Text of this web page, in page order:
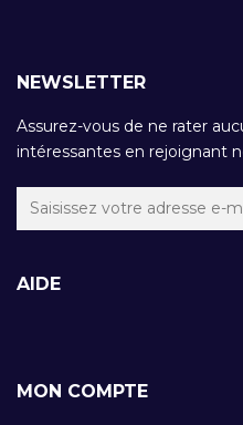
NEWSLETTER
Assurez-vous de ne rater
intéressantes en rejoignant
AIDE
MON COMPTE